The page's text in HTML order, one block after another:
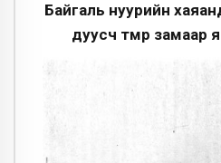
Байгаль нуурийн
дуусч төмөр замаар